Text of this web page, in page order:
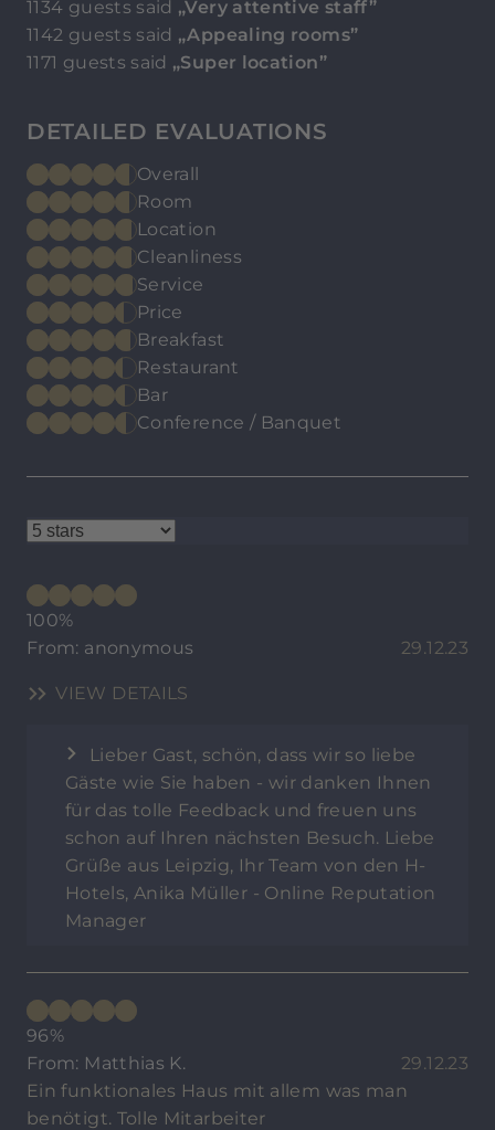
1134 guests said „Very attentive staff”
1142 guests said „Appealing rooms”
1171 guests said „Super location”
DETAILED EVALUATIONS
Overall
Room
Location
Cleanliness
Service
Price
Breakfast
Restaurant
Bar
Conference / Banquet
100%
From: anonymous
29.12.23
VIEW DETAILS
Lieber Gast, schön, dass wir so liebe
Gäste wie Sie haben - wir danken Ihnen
für das tolle Feedback und freuen uns
schon auf Ihren nächsten Besuch. Liebe
Grüße aus Leipzig, Ihr Team von den H-
Hotels, Anika Müller - Online Reputation
Manager
96%
From: Matthias K.
29.12.23
Ein funktionales Haus mit allem was man
benötigt. Tolle Mitarbeiter